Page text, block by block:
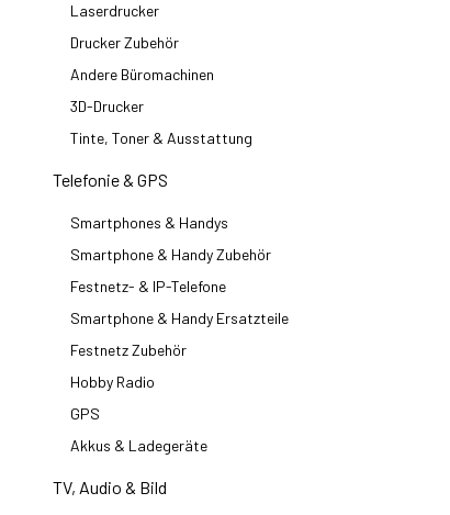
Laserdrucker
Drucker Zubehör
Andere Büromachinen
3D-Drucker
Tinte, Toner & Ausstattung
Telefonie & GPS
Smartphones & Handys
Smartphone & Handy Zubehör
Festnetz- & IP-Telefone
Smartphone & Handy Ersatzteile
Festnetz Zubehör
Hobby Radio
GPS
Akkus & Ladegeräte
TV, Audio & Bild